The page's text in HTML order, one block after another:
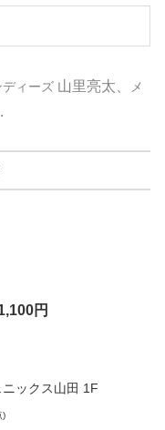
ィーズ 山里亮太、
メ
円
ックス山田 1F
)